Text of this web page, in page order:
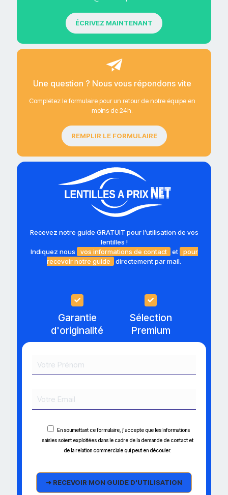
ÉCRIVEZ MAINTENANT
Une question ? Nous vous répondons vite
Complétez le formulaire pour un retour de notre équipe en
moins de 24h.
REMPLIR LE FORMULAIRE
Recevez notre guide GRATUIT pour l’utilisation de vos
lentilles !
Indiquez nous
vos informations de contact et
pour
recevoir notre guide
directement par mail.
Garantie
d'originalité
Sélection
Premium
En soumettant ce formulaire, j'accepte que les informations
saisies soient exploitées dans le cadre de la demande de contact et
de la relation commerciale qui peut en découler.